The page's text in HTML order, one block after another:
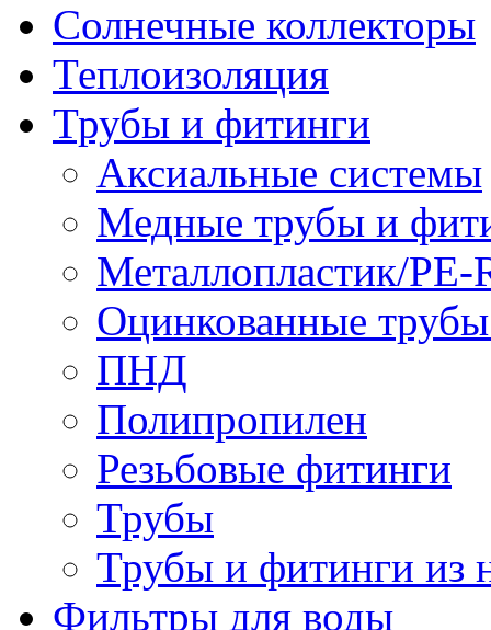
Солнечные коллекторы
Теплоизоляция
Трубы и фитинги
Аксиальные системы
Медные трубы и
Металлопластик/
Оцинкованные
ПНД
Полипропилен
Резьбовые фитинги
Трубы
Трубы и фитинги из
Фильтры для воды